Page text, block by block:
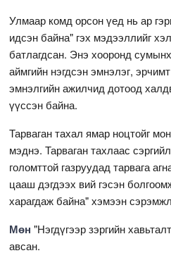
Улмаар комд орсон үед нь ар
идсэн байна" гэх мэдээллийг
батлагдсан. Энэ хооронд
аймгийн нэгдсэн эмнэлэг,
эмнэлгийн ажилчид дотоод
үүссэн байна.
Тарваган тахал ямар ноцтойг
мэднэ. Тарваган тахлаас
голомттой газруудад тарвага
цааш дэгдээх вий гэсэн
харагдаж байна" хэмээн
Мөн"Нэгдүгээр зэргийн
авсан.